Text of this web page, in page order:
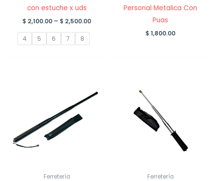
con estuche x uds
$ 2,100.00 – $ 2,500.00Price
4 5 6 7 8
Personal Metalica Con
Puas
$ 1,800.00
Ferretería Ferretería